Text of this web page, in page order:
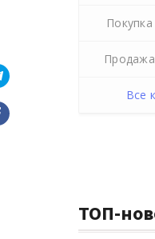
Покупка
Продажа
Все
ТОП-